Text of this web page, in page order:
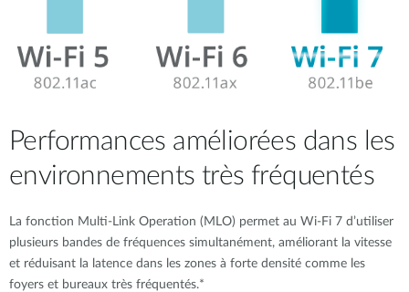
Performances améliorées dans les
environnements très fréquentés
La fonction Multi-Link Operation (MLO) permet au Wi-Fi 7 d’utiliser
plusieurs bandes de fréquences simultanément, améliorant la vitesse
et réduisant la latence dans les zones à forte densité comme les
foyers et bureaux très fréquentés.*